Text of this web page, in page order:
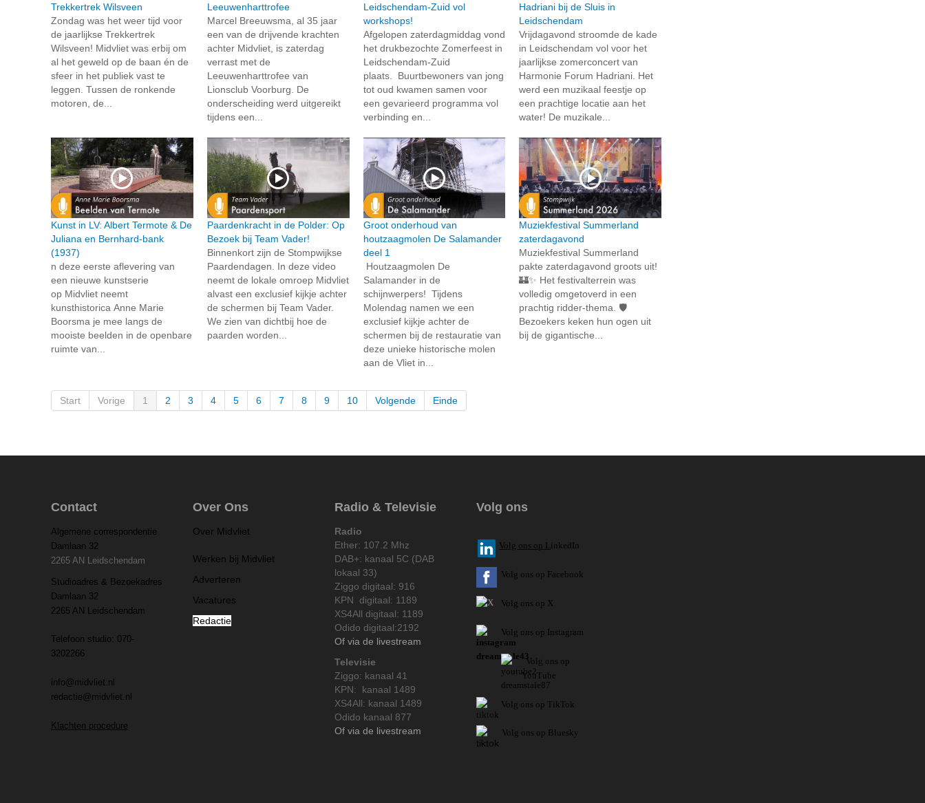
Trekkertrek Wilsveen
Zondag was het weer tijd voor
de jaarlijkse Trekkertrek
Wilsveen! Midvliet was erbij om
al het geweld op de baan én de
sfeer in het publiek vast te
leggen. Tussen de ronkende
motoren, de...
Leeuwenharttrofee
Marcel Breeuwsma, al 35 jaar
een van de drijvende krachten
achter Midvliet, is zaterdag
verrast met de
Leeuwenharttrofee van
Lionsclub Voorburg. De
onderscheiding werd uitgereikt
tijdens een...
Leidschendam-Zuid vol
workshops!
Afgelopen zaterdagmiddag vond
het drukbezochte Zomerfeest in
Leidschendam-Zuid
plaats. Buurtbewoners van jong
tot oud kwamen samen voor
een gevarieerd programma vol
verbinding en...
Hadriani bij de Sluis in
Leidschendam
Vrijdagavond stroomde de kade
in Leidschendam vol voor het
jaarlijkse zomerconcert van
Harmonie Forum Hadriani. Het
werd een muzikaal feestje op
een prachtige locatie aan het
water! De muzikale...
Kunst in LV: Albert Termote & De
Juliana en Bernhard-bank
(1937)
n deze eerste aflevering van
een nieuwe kunstserie
op Midvliet neemt
kunsthistorica Anne Marie
Boorsma je mee langs de
mooiste beelden in de openbare
ruimte van...
Paardenkracht in de Polder: Op
Bezoek bij Team Vader!
Binnenkort zijn de Stompwijkse
Paardendagen. In deze video
neemt de lokale omroep Midvliet
alvast een exclusief kijkje achter
de schermen bij Team Vader.
We zien van dichtbij hoe de
paarden worden...
Groot onderhoud van
houtzaagmolen De Salamander
deel 1
Houtzaagmolen De
Salamander in de
schijnwerpers! Tijdens
Molendag namen we een
exclusief kijkje achter de
schermen bij de restauratie van
deze unieke historische molen
aan de Vliet in...
Muziekfestival Summerland
zaterdagavond
Muziekfestival Summerland
pakte zaterdagavond groots uit!
🏰✨ Het festivalterrein was
volledig omgetoverd in een
prachtig ridder-thema. 🛡️
Bezoekers keken hun ogen uit
bij de gigantische...
Start Vorige 1 2 3 4 5 6 7 8 9 10 Volgende Einde
Contact
Algemene correspondentie
Damlaan 32
2265 AN Leidschendam
Studioadres & Bezoekadres
Damlaan 32
2265 AN Leidschendam
Telefoon studio: 070-
3202266
info@midvliet.nl
redactie@midvliet.nl
Klachten procedure
Over Ons
Over Midvliet
Werken bij Midvliet
Adverteren
Vacatures
Redactie
Radio & Televisie
Radio
Ether: 107.2 Mhz
DAB+: kanaal 5C (DAB
lokaal 33)
Ziggo digitaal: 916
KPN digitaal: 1189
XS4All digitaal: 1189
Odido digitaal:2192
Of via de livestream
Televisie
Ziggo: kanaal 41
KPN: kanaal 1489
XS4All: kanaal 1489
Odido kanaal 877
Of via de livestream
Volg ons
Volg ons op L inkedIn
Volg ons op Facebook
Volg ons op X
Volg ons op Instagram
Volg ons op
YouTube
Volg ons op TikTok
Volg ons op Bluesky